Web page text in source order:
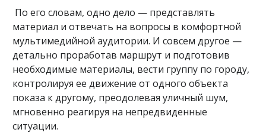
По его словам, одно дело — представлять
материал и отвечать на вопросы в комфортной
мультимедийной аудитории. И совсем другое —
детально проработав маршрут и подготовив
необходимые материалы, вести группу по городу,
контролируя ее движение от одного объекта
показа к другому, преодолевая уличный шум,
мгновенно реагируя на непредвиденные
ситуации.